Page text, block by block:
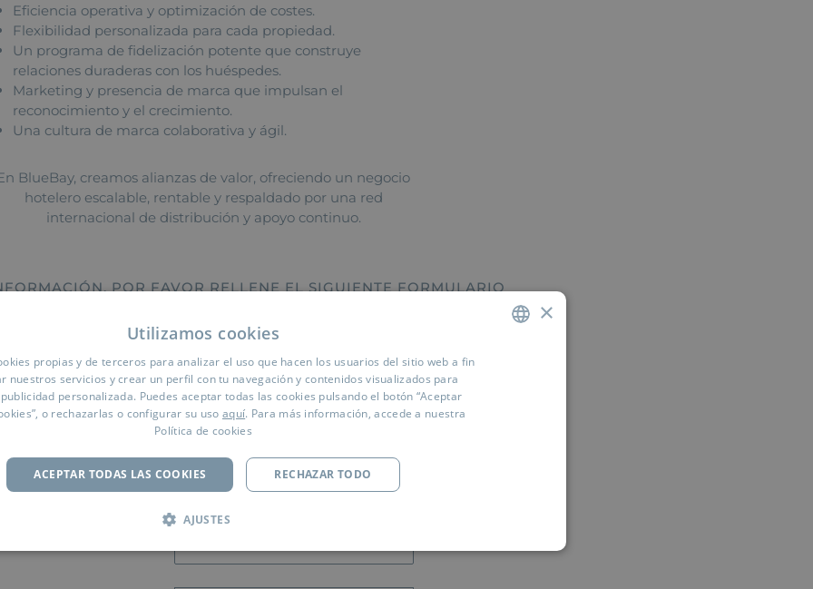
Eficiencia operativa y optimización de costes.
Flexibilidad personalizada para cada propiedad.
Un programa de fidelización potente que construye
relaciones duraderas con los huéspedes.
Marketing y presencia de marca que impulsan el
reconocimiento y el crecimiento.
Una cultura de marca colaborativa y ágil.
BlueBay, creamos alianzas de valor, ofreciendo un negocio
hotelero escalable, rentable y respaldado por una red
internacional de distribución y apoyo continuo.
POR FAVOR RELLENE EL SIGUIENTE FORMULARIO
obligatorios
COMPLETO
DE CONTACTO:
×
Utilizamos cookies
propias y de terceros para analizar el uso que hacen los usuarios del sitio web a fin
nuestros servicios y crear un perfil con tu navegación y contenidos visualizados para
personalizada. Puedes aceptar todas las cookies pulsando el botón “Aceptar
o rechazarlas o configurar su uso aquí. Para más información, accede a nuestra
Política de cookies
ACEPTAR TODAS LAS COOKIES RECHAZAR TODO
AJUSTES